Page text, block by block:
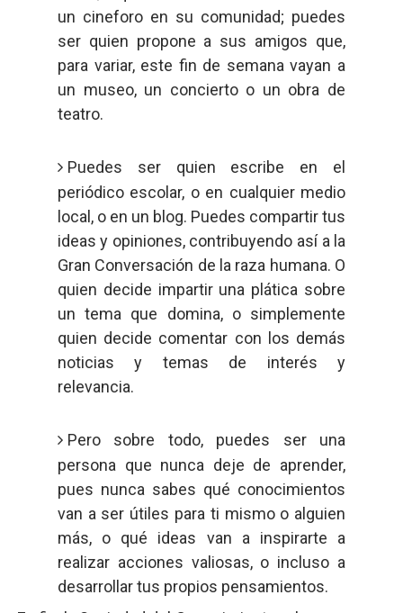
un cineforo en su comunidad; puedes
ser quien propone a sus amigos que,
para variar, este fin de semana vayan a
un museo, un concierto o un obra de
teatro.
Puedes ser quien escribe en el
periódico escolar, o en cualquier medio
local, o en un blog. Puedes compartir tus
ideas y opiniones, contribuyendo así a la
Gran Conversación de la raza humana. O
quien decide impartir una plática sobre
un tema que domina, o simplemente
quien decide comentar con los demás
noticias y temas de interés y
relevancia.
Pero sobre todo, puedes ser una
persona que nunca deje de aprender,
pues nunca sabes qué conocimientos
van a ser útiles para ti mismo o alguien
más, o qué ideas van a inspirarte a
realizar acciones valiosas, o incluso a
desarrollar tus propios pensamientos.